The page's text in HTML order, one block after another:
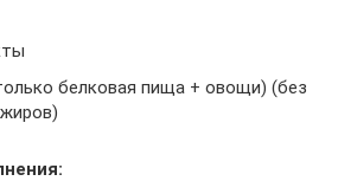
белковая пища + овощи) (без